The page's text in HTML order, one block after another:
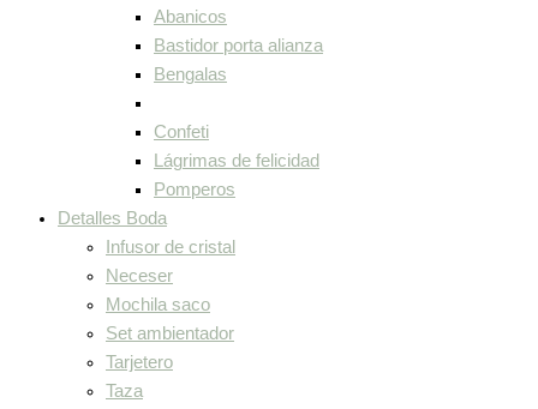
Abanicos
Bastidor porta alianza
Bengalas
Confeti
Lágrimas de felicidad
Pomperos
Detalles Boda
Infusor de cristal
Neceser
Mochila saco
Set ambientador
Tarjetero
Taza